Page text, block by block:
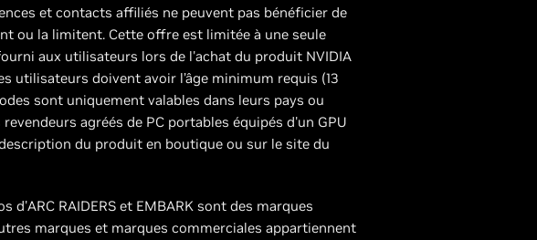
et contacts affiliés ne peuvent pas bénéficier de
ou la limitent. Cette offre est limitée à une seule
aux utilisateurs lors de l'achat du produit NVIDIA
utilisateurs doivent avoir l’âge minimum requis (13
sont uniquement valables dans leurs pays ou
agréés de PC portables équipés d'un GPU
du produit en boutique ou sur le site du
d'ARC RAIDERS et EMBARK sont des marques
marques et marques commerciales appartiennent